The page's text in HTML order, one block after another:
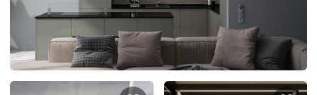
Санкт-Петербург
Нижний Новгород
© 1996-2026 Фабрика мебели «Стильные Кухни»